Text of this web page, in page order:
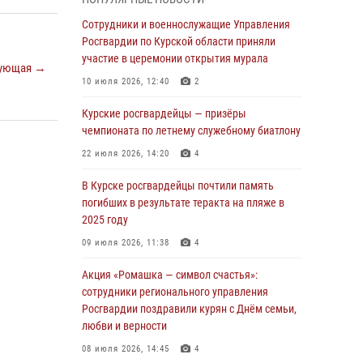
→
Росгвардейцы в Курске проверили работу
ЧОП в детских оздоровительных лагерях
05 августа 2026, 09:51 2
При содействии спецназа Росгвардии в
партии наркотиков
04 августа 2026, 12:52
Курской области проверили 85 владельцев
оружия
04 августа 2026, 07:00
прошедшую неделю совершили 297 выездов
по сигналу «тревога»
03 августа 2026, 09:46
За прошедшую неделю росгвардейцы
Сотрудники и военнослужащие Управления
Росгвардии по Курской области приняли
участие в церемонии открытия мурала
10 июля 2026, 12:40 2
Курские росгвардейцы — призёры
чемпионата по летнему служебному биатлону
22 июля 2026, 14:20 4
В Курске росгвардейцы почтили память
погибших в результате теракта на пляже в
2025 году
09 июля 2026, 11:38 4
Акция «Ромашка — символ счастья»:
сотрудники регионального управления
Росгвардии поздравили курян с Днём семьи,
любви и верности
08 июля 2026, 14:45 4